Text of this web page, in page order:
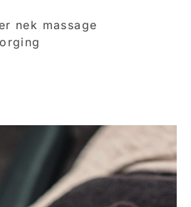
nek massage